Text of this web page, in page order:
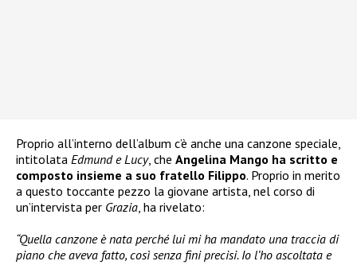
Proprio all’interno dell’album c’è anche una canzone speciale,
intitolata Edmund e Lucy, che Angelina Mango ha scritto e
composto insieme a suo fratello Filippo. Proprio in merito
a questo toccante pezzo la giovane artista, nel corso di
un’intervista per Grazia, ha rivelato:
“Quella canzone è nata perché lui mi ha mandato una traccia di
piano che aveva fatto, così senza fini precisi. Io l’ho ascoltata e